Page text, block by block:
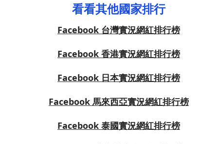
看看其他國家排行
Facebook 台灣實況網紅排行榜
Facebook 香港實況網紅排行榜
Facebook 日本實況網紅排行榜
Facebook 馬來西亞實況網紅排行榜
Facebook 泰國實況網紅排行榜